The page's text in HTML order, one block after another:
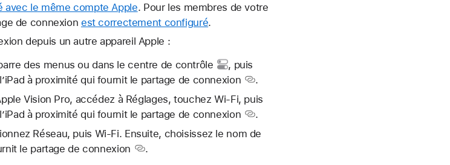
avec le même compte Apple. Pour les membres de votre
de connexion est correctement configuré.
depuis un autre appareil Apple :
des menus ou dans le centre de contrôle
, puis
à proximité qui fournit le partage de connexion
.
Vision Pro, accédez à Réglages, touchez Wi-Fi, puis
à proximité qui fournit le partage de connexion
.
Réseau, puis Wi-Fi. Ensuite, choisissez le nom de
le partage de connexion
.